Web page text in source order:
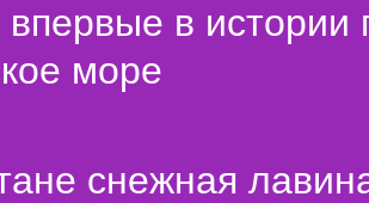
впервые в истории
море
снежная